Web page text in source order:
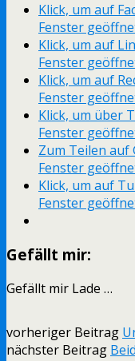
Klick, um auf
Fenster
Klick, um auf
Fenster
Klick, um auf
Fenster
Klick, um über
Fenster
Zum Teilen auf
Fenster
Klick, um auf
Fenster
Gefällt mir:
Gefällt mir Lade …
vorheriger Beitrag
nächster Beitrag